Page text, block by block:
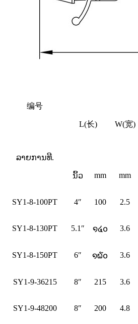
编号
L(长) W(宽)
ລາຍ​ການ​ທີ.
ນິ້ວ mm mm
SY1-8-100PT 4″ 100 2.5
SY1-8-130PT 5.1″ ໑໔໐ 3.6
SY1-8-150PT 6″ ໑໖໐ 3.6
SY1-9-36215 8″ 215 3.6
SY1-9-48200 8″ 200 4.8